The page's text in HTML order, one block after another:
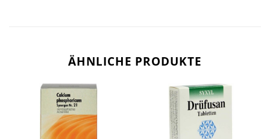
ÄHNLICHE PRODUKTE